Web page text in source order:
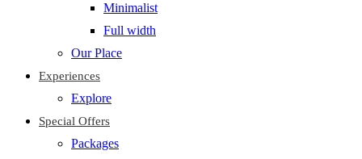
Minimalist
Full width
Our Place
Experiences
Explore
Special Offers
Packages